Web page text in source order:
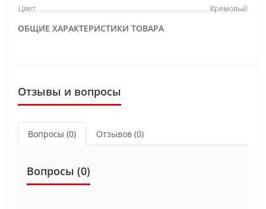
ОБЩИЕ ХАРАКТЕРИСТИКИ ТОВАРА
Цвет
Кремовый
Отзывы и вопросы
Вопросы (0) Отзывов (0)
Вопросы (0)